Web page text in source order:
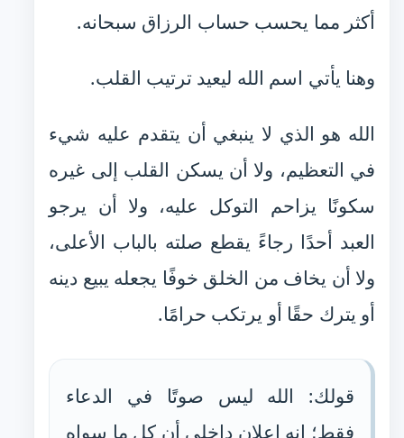
أكثر مما يحسب حساب الرزاق سبحانه.
وهنا يأتي اسم الله ليعيد ترتيب القلب.
الله هو الذي لا ينبغي أن يتقدم عليه شيء
في التعظيم، ولا أن يسكن القلب إلى غيره
سكونًا يزاحم التوكل عليه، ولا أن يرجو
العبد أحدًا رجاءً يقطع صلته بالباب الأعلى،
ولا أن يخاف من الخلق خوفًا يجعله يبيع دينه
أو يترك حقًا أو يرتكب حرامًا.
قولك: الله ليس صوتًا في الدعاء
فقط؛ إنه إعلان داخلي أن كل ما سواه